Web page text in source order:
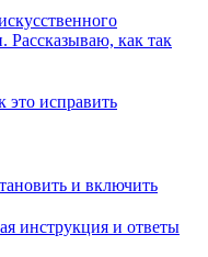
Рассказываю, как так
это исправить
и включить
инструкция и ответы